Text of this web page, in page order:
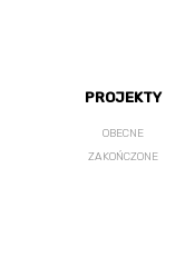
PROJEKTY
OBECNE
ZAKOŃCZONE